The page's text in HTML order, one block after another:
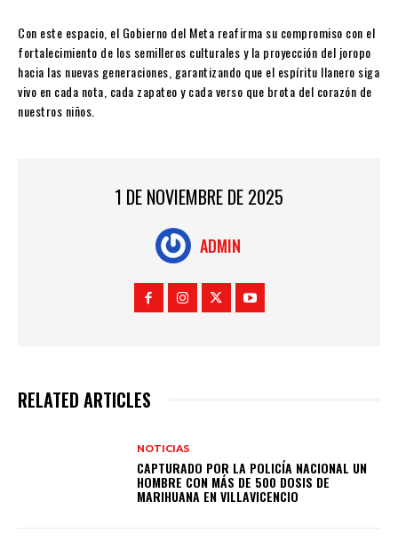
Con este espacio, el Gobierno del Meta reafirma su compromiso con el
fortalecimiento de los semilleros culturales y la proyección del joropo
hacia las nuevas generaciones, garantizando que el espíritu llanero siga
vivo en cada nota, cada zapateo y cada verso que brota del corazón de
nuestros niños.
1 DE NOVIEMBRE DE 2025
ADMIN
RELATED ARTICLES
NOTICIAS
CAPTURADO POR LA POLICÍA NACIONAL UN
HOMBRE CON MÁS DE 500 DOSIS DE
MARIHUANA EN VILLAVICENCIO